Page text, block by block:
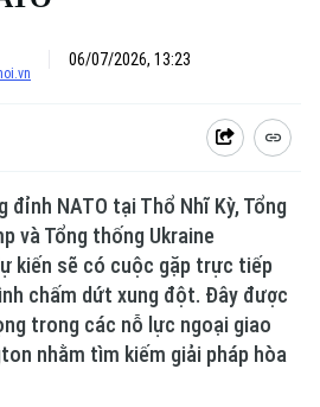
06/07/2026, 13:23
đỉnh NATO tại Thổ Nhĩ Kỳ, Tổng
và Tổng thống Ukraine
kiến sẽ có cuộc gặp trực tiếp
chấm dứt xung đột. Đây được
trong các nỗ lực ngoại giao
nhằm tìm kiếm giải pháp hòa